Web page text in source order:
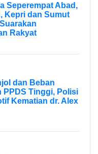
Seperempat Abad,
Kepri dan Sumut
Rakyat
dan Beban
PPDS Tinggi, Polisi
Kematian dr. Alex